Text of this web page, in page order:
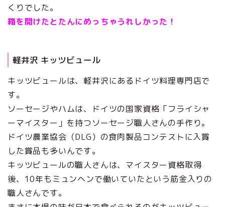
くりでした。
箱を開けたとたんにめっちゃうれしかった！
軽井沢 キッツビュール
キッツビュールは、軽井沢にあるドイツ料理専門店で
す。
ソーセージやハムは、ドイツの国家資格「フライシャ
ーマイスター」を持つソーセージ職人さんの手作り。
ドイツ農業協会（DLG）の食肉製品コンテストに入賞
した賞品も多いんです。
キッツビュールの職人さんは、マイスター資格取得
後、10年もミュンヘンで働いていたという筋金入りの
職人さんです。